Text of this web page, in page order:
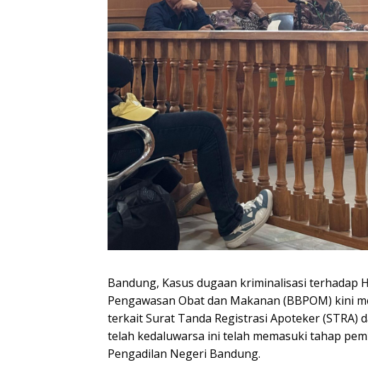
Bandung, Kasus dugaan kriminalisasi terhadap
Pengawasan Obat dan Makanan (BBPOM) kini
terkait Surat Tanda Registrasi Apoteker (STRA)
telah kedaluwarsa ini telah memasuki tahap
Pengadilan Negeri Bandung.